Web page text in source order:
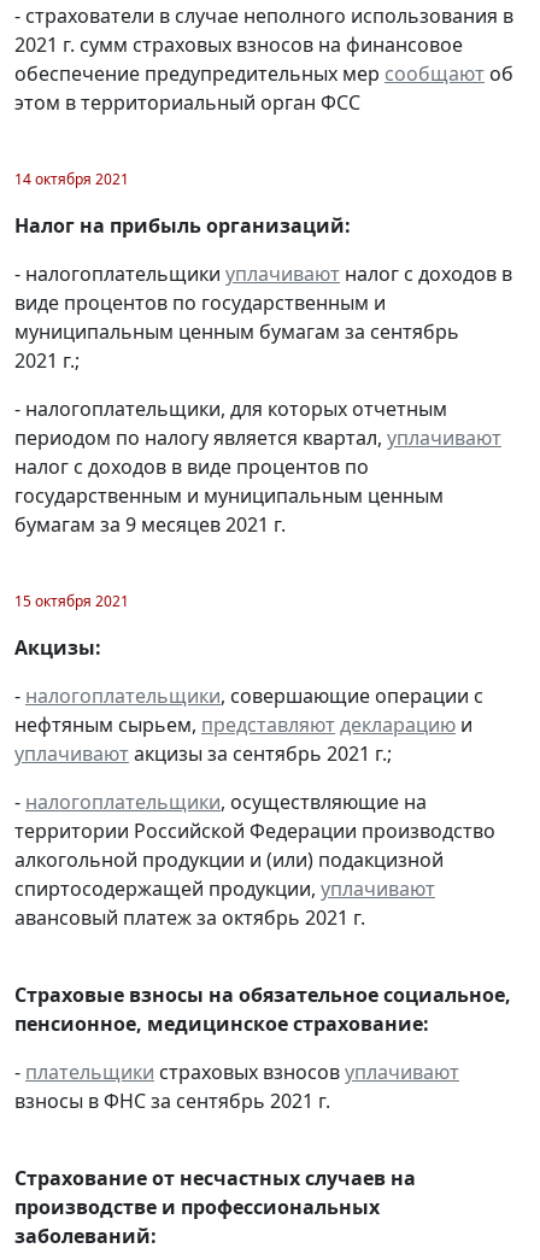
- страхователи в случае неполного использования в
2021 г. сумм страховых взносов на финансовое
обеспечение предупредительных мер сообщают об
этом в территориальный орган ФСС
14 октября 2021
Налог на прибыль организаций:
- налогоплательщики уплачивают налог с доходов в
виде процентов по государственным и
муниципальным ценным бумагам за сентябрь
2021 г.;
- налогоплательщики, для которых отчетным
периодом по налогу является квартал, уплачивают
налог с доходов в виде процентов по
государственным и муниципальным ценным
бумагам за 9 месяцев 2021 г.
15 октября 2021
Акцизы:
- налогоплательщики, совершающие операции с
нефтяным сырьем, представляютдекларацию и
уплачиваютакцизы за сентябрь 2021 г.;
- налогоплательщики, осуществляющие на
территории Российской Федерации производство
алкогольной продукции и (или) подакцизной
спиртосодержащей продукции, уплачивают
авансовый платеж за октябрь 2021 г.
Страховые взносы на обязательное социальное,
пенсионное, медицинское страхование:
- плательщики страховых взносовуплачивают
взносы в ФНС за сентябрь 2021 г.
Страхование от несчастных случаев на
производстве и профессиональных
заболеваний: